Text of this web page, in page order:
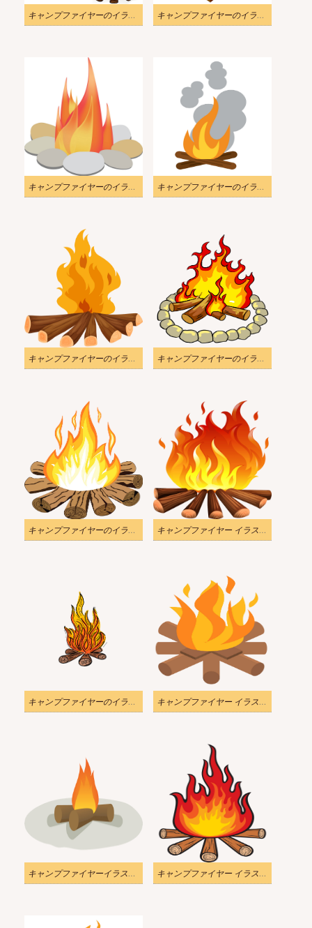
キャンプファイヤーのイラストを作る少年 キャンプファイヤーのイラスト 1
キャンプファイヤーのイラスト 2 キャンプファイヤーのイラスト 3
キャンプファイヤーのイラスト透明1 キャンプファイヤーのイラスト透明2
キャンプファイヤーのイラスト透明3 キャンプファイヤー イラスト透明4
キャンプファイヤーのイラスト透明5 キャンプファイヤー イラスト透明6
キャンプファイヤーイラスト透明7 キャンプファイヤー イラスト透明